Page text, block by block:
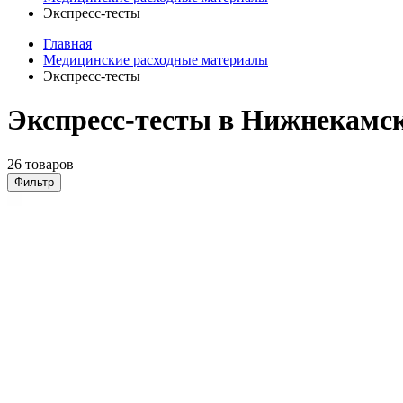
Экспресс-тесты
Главная
Медицинские расходные материалы
Экспресс-тесты
Экспресс-тесты в
26 товаров
Фильтр